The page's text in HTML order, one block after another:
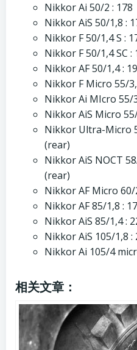
Nikkor Ai 50/2 : 178
Nikkor AiS 50/1,8 :
Nikkor F 50/1,4 S :
Nikkor F 50/1,4 SC
Nikkor AF 50/1,4 :
Nikkor F Micro 55/
Nikkor Ai MIcro 55/
Nikkor AiS Micro
Nikkor Ultra-Micro
(rear)
Nikkor AiS NOCT
(rear)
Nikkor AF Micro 60/
Nikkor AF 85/1,8 :
Nikkor AiS 85/1,4 :
Nikkor AiS 105/1,8 :
Nikkor Ai 105/4
相关文章：